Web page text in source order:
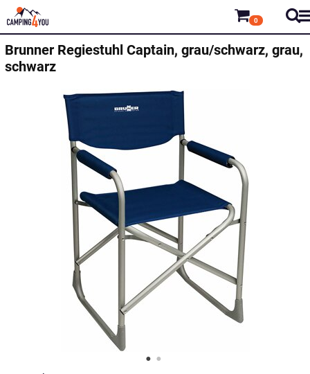
0
Brunner Regiestuhl Captain, grau/schwarz, grau,
schwarz